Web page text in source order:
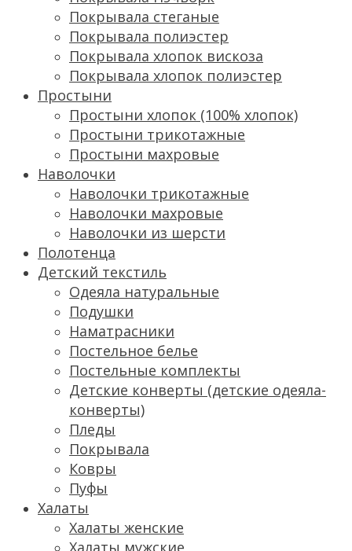
Покрывала стеганые
Покрывала полиэстер
Покрывала хлопок вискоза
Покрывала хлопок полиэстер
Простыни
Простыни хлопок (100% хлопок)
Простыни трикотажные
Простыни махровые
Наволочки
Наволочки трикотажные
Наволочки махровые
Наволочки из шерсти
Полотенца
Детский текстиль
Одеяла натуральные
Подушки
Наматрасники
Постельное белье
Постельные комплекты
Детские конверты (детские одеяла-
конверты)
Пледы
Покрывала
Ковры
Пуфы
Халаты
Халаты женские
Халаты мужские